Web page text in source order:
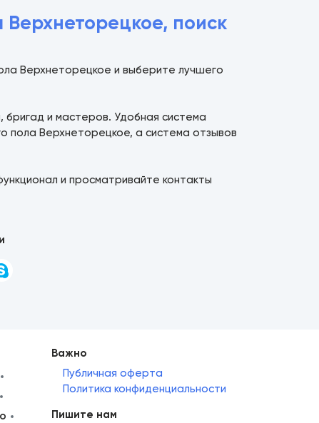
Верхнеторецкое, поиск
Верхнеторецкое и выберите лучшего
бригад и мастеров. Удобная система
пола Верхнеторецкое, а система отзывов
и просматривайте контакты
Важно
Публичная оферта
Политика конфиденциальности
Пишите нам